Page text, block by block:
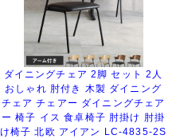
ダイニングチェア 2脚 セット 2人
おしゃれ 肘付き 木製 ダイニング
チェア チェアー ダイニングチェア
ー 椅子 イス 食卓椅子 肘掛け 肘掛
け椅子 北欧 アイアン LC-4835-2S